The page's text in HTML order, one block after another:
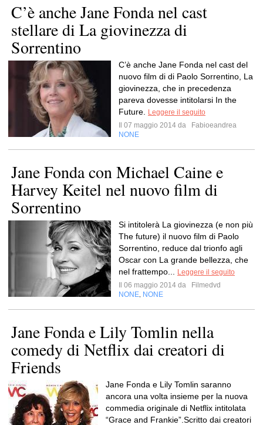
C’è anche Jane Fonda nel cast
stellare di La giovinezza di
Sorrentino
C’è anche Jane Fonda nel cast del
nuovo film di di Paolo Sorrentino, La
giovinezza, che in precedenza
pareva dovesse intitolarsi In the
Future.
Leggere il seguito
Il 07 maggio 2014 da
Fabioeandrea
NONE
Jane Fonda con Michael Caine e
Harvey Keitel nel nuovo film di
Sorrentino
Si intitolerà La giovinezza (e non più
The future) il nuovo film di Paolo
Sorrentino, reduce dal trionfo agli
Oscar con La grande bellezza, che
nel frattempo...
Leggere il seguito
Il 06 maggio 2014 da
Filmedvd
NONE NONE
Jane Fonda e Lily Tomlin nella
comedy di Netflix dai creatori di
Friends
Jane Fonda e Lily Tomlin saranno
ancora una volta insieme per la nuova
commedia originale di Netflix intitolata
“Grace and Frankie”.Scritto dai creatori